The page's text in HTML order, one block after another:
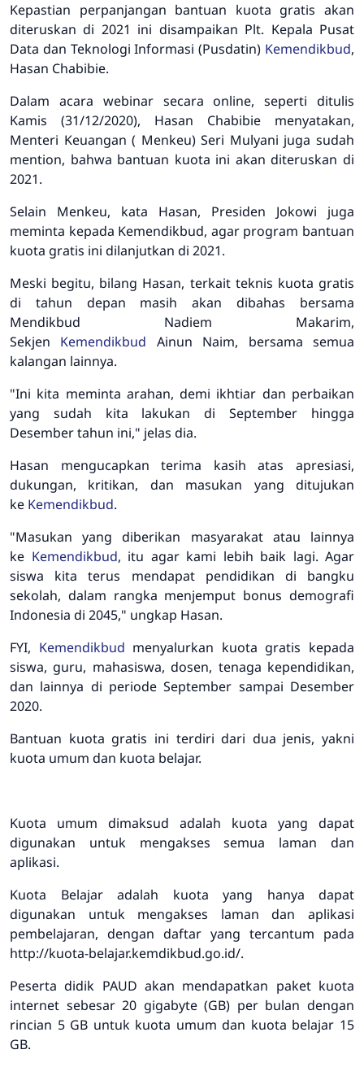
Kepastian perpanjangan bantuan kuota gratis akan
diteruskan di 2021 ini disampaikan Plt. Kepala Pusat
Data dan Teknologi Informasi (Pusdatin) Kemendikbud,
Hasan Chabibie.
Dalam acara webinar secara online, seperti ditulis
Kamis (31/12/2020), Hasan Chabibie menyatakan,
Menteri Keuangan ( Menkeu) Seri Mulyani juga sudah
mention, bahwa bantuan kuota ini akan diteruskan di
2021.
Selain Menkeu, kata Hasan, Presiden Jokowi juga
meminta kepada Kemendikbud, agar program bantuan
kuota gratis ini dilanjutkan di 2021.
Meski begitu, bilang Hasan, terkait teknis kuota gratis
di tahun depan masih akan dibahas bersama
Mendikbud Nadiem Makarim,
Sekjen Kemendikbud Ainun Naim, bersama semua
kalangan lainnya.
"Ini kita meminta arahan, demi ikhtiar dan perbaikan
yang sudah kita lakukan di September hingga
Desember tahun ini," jelas dia.
Hasan mengucapkan terima kasih atas apresiasi,
dukungan, kritikan, dan masukan yang ditujukan
ke Kemendikbud.
"Masukan yang diberikan masyarakat atau lainnya
ke Kemendikbud, itu agar kami lebih baik lagi. Agar
siswa kita terus mendapat pendidikan di bangku
sekolah, dalam rangka menjemput bonus demografi
Indonesia di 2045," ungkap Hasan.
FYI, Kemendikbud menyalurkan kuota gratis kepada
siswa, guru, mahasiswa, dosen, tenaga kependidikan,
dan lainnya di periode September sampai Desember
2020.
Bantuan kuota gratis ini terdiri dari dua jenis, yakni
kuota umum dan kuota belajar.
Kuota umum dimaksud adalah kuota yang dapat
digunakan untuk mengakses semua laman dan
aplikasi.
Kuota Belajar adalah kuota yang hanya dapat
digunakan untuk mengakses laman dan aplikasi
pembelajaran, dengan daftar yang tercantum pada
http://kuota-belajar.kemdikbud.go.id/.
Peserta didik PAUD akan mendapatkan paket kuota
internet sebesar 20 gigabyte (GB) per bulan dengan
rincian 5 GB untuk kuota umum dan kuota belajar 15
GB.